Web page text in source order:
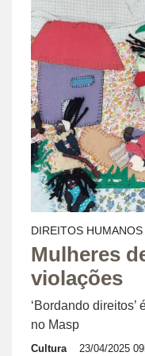
DIREITOS HUMANOS
Mulheres
violações
‘Bordando
no Masp
Cultura 23/04/2025